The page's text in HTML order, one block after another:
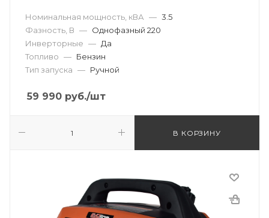
Номинальная мощность, кВА — 3.5
Фазность, В — Однофазный 220
Инверторные — Да
Топливо — Бензин
Тип запуска — Ручной
59 990 руб./шт
В КОРЗИНУ